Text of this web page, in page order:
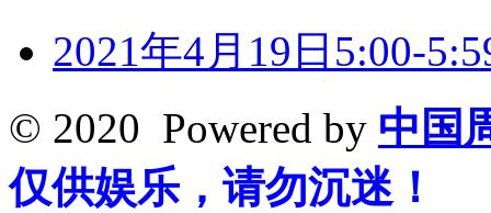
2021年4月19日5:00-
© 2020 Powered by 中国
仅供娱乐，请勿沉迷！